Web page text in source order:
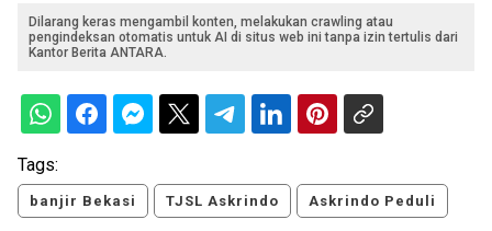
Dilarang keras mengambil konten, melakukan crawling atau
pengindeksan otomatis untuk AI di situs web ini tanpa izin tertulis dari
Kantor Berita ANTARA.
Tags:
banjir Bekasi TJSL Askrindo Askrindo Peduli